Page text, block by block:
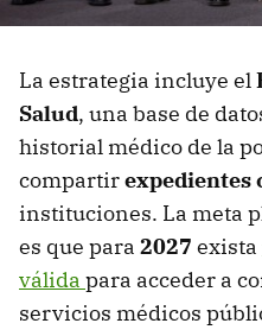
La estrategia incluye el
Salud, una base de
historial médico de la
compartirexpedientes
instituciones. La meta
es que para 2027 exista
válida para acceder a
servicios médicos